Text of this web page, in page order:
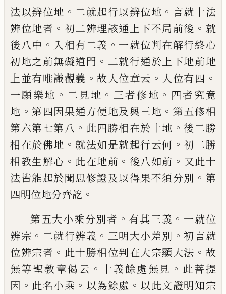
法以辨位地 。 二就起行以辨位地 。 言就十法
辨位地者 。 初二辨理該通上下不局前後 。 就
後八中 。 入相有二義 。 一就位判在解行終心
初地之前無礙道門 。 二就行通於上下地前地
上並有唯識觀義 。故入位章云 。 入位有四 。
一願樂地 。 二見地 。 三者修地 。 四者究竟
地 。第四因果通方便地及與三地 。 第五修相
第六第七第八 。 此四勝相在於十地 。 後二勝
相在於佛地 。 就法如是就起行云何 。初二勝
相教生解心 。 此在地前 。 後八如前 。 又此十
法皆能起於聞思修證及以得果不須分別 。 第
四明位地分齊訖 。
第五大小乘分別者 。 有其三義 。 一就位
辨宗 。 二就行辨義 。 三明大小差別 。初言就
位辨宗者 。 此十勝相位判在大宗顯大法 。 故
無等聖教章偈云 。十義餘處無見 。 此菩提
因 。 此名小乘 。 以為餘處 。 以此文證明知宗